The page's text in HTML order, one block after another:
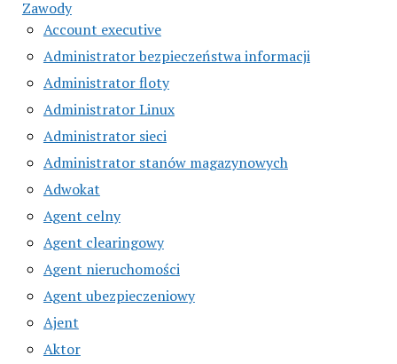
Zawody
Account executive
Administrator bezpieczeństwa informacji
Administrator floty
Administrator Linux
Administrator sieci
Administrator stanów magazynowych
Adwokat
Agent celny
Agent clearingowy
Agent nieruchomości
Agent ubezpieczeniowy
Ajent
Aktor